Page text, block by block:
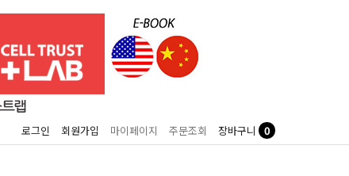
로그인 회원가입 마이페이지 주문조회 장바구니 0